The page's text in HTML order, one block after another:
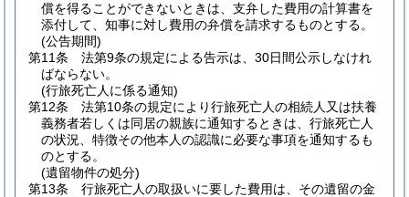
償を得ることができないときは、支弁した費用の計算書を
添付して、知事に対し費用の弁償を請求するものとする。
(公告期間)
第11条
法第9条の規定による告示は、30日間公示しなけれ
ばならない。
(行旅死亡人に係る通知)
第12条
法第10条の規定により行旅死亡人の相続人又は扶養
義務者若しくは同居の親族に通知するときは、行旅死亡人
の状況、特徴その他本人の認識に必要な事項を通知するも
のとする。
(遺留物件の処分)
第13条
行旅死亡人の取扱いに要した費用は、その遺留の金